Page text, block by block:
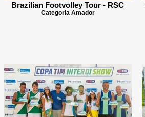
Brazilian Footvolley Tour - RSC
Categoria Amador